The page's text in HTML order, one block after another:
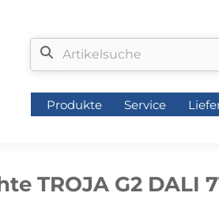
Produkte Service
TROJA G2 DALI
Produkte Service